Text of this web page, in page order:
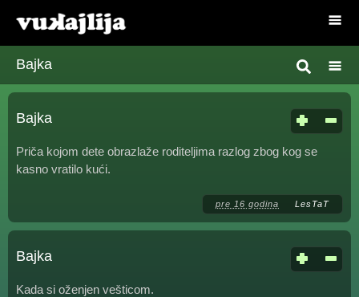
Bajka
Bajka
Priča kojom dete obrazlaže roditeljima razlog zbog kog se
kasno vratilo kući.
pre 16 godina LesTaT
Bajka
Kada si oženjen vešticom.